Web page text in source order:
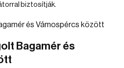
biztosítják.
Bagamér és